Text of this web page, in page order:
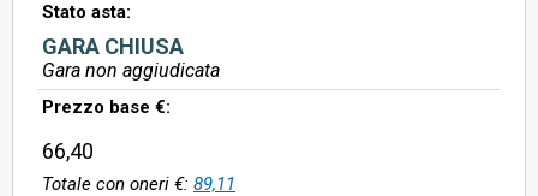
Stato asta:
GARA CHIUSA
Gara non aggiudicata
Prezzo base €:
66,40
Totale con oneri €: 89,11